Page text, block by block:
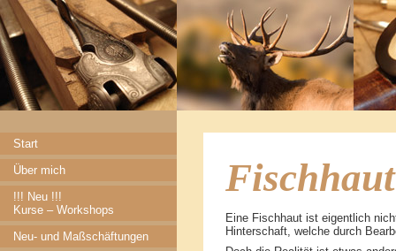
Start
Über mich
!!! Neu !!!
Kurse – Workshops
Neu- und Maßschäftungen
Eine Fischhaut ist eigentlich
Hinterschaft, welche durch